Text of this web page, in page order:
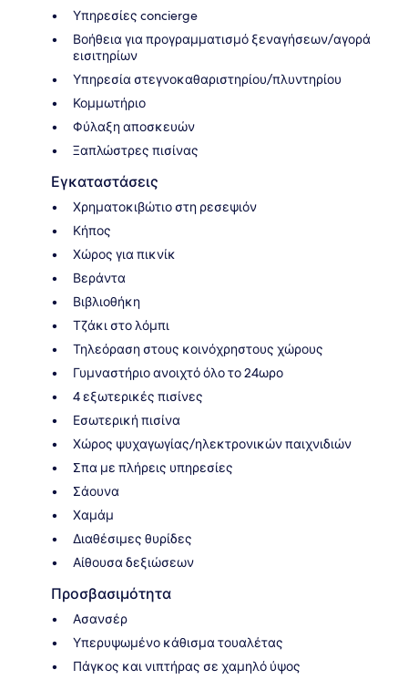
Υπηρεσίες concierge
Βοήθεια για προγραμματισμό ξεναγήσεων/αγορά
εισιτηρίων
Υπηρεσία στεγνοκαθαριστηρίου/πλυντηρίου
Κομμωτήριο
Φύλαξη αποσκευών
Ξαπλώστρες πισίνας
Εγκαταστάσεις
Χρηματοκιβώτιο στη ρεσεψιόν
Κήπος
Χώρος για πικνίκ
Βεράντα
Βιβλιοθήκη
Τζάκι στο λόμπι
Τηλεόραση στους κοινόχρηστους χώρους
Γυμναστήριο ανοιχτό όλο το 24ωρο
4 εξωτερικές πισίνες
Εσωτερική πισίνα
Χώρος ψυχαγωγίας/ηλεκτρονικών παιχνιδιών
Σπα με πλήρεις υπηρεσίες
Σάουνα
Χαμάμ
Διαθέσιμες θυρίδες
Αίθουσα δεξιώσεων
Προσβασιμότητα
Ασανσέρ
Υπερυψωμένο κάθισμα τουαλέτας
Πάγκος και νιπτήρας σε χαμηλό ύψος